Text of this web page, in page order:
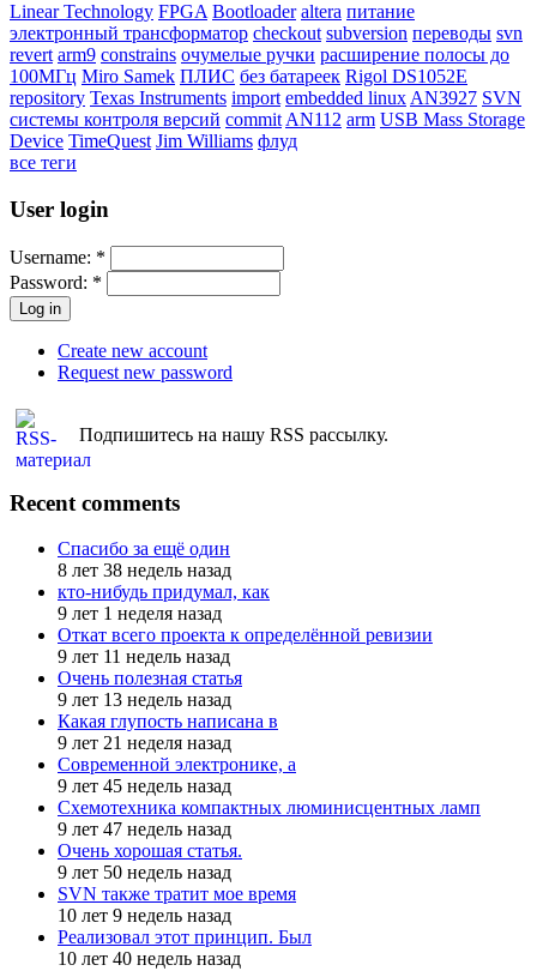
Linear Technology FPGA Bootloader altera питание
электронный трансформатор checkout subversion переводы svn
revert arm9 constrains очумелые ручки расширение полосы до
100МГц Miro Samek ПЛИС без батареек Rigol DS1052E
repository Texas Instruments import embedded linuxAN3927 SVN
системы контроля версий commitAN112 arm USB Mass Storage
Device TimeQuest Jim Williams флуд
все теги
User login
Username: *
Password: *
Create new account
Request new password
Подпишитесь на нашу RSS рассылку.
Recent comments
Спасибо за ещё один
8 лет 38 недель назад
кто-нибудь придумал, как
9 лет 1 неделя назад
Откат всего проекта к определённой ревизии
9 лет 11 недель назад
Очень полезная статья
9 лет 13 недель назад
Какая глупость написана в
9 лет 21 неделя назад
Современной электронике, а
9 лет 45 недель назад
Схемотехника компактных люминисцентных ламп
9 лет 47 недель назад
Очень хорошая статья.
9 лет 50 недель назад
SVN также тратит мое время
10 лет 9 недель назад
Реализовал этот принцип. Был
10 лет 40 недель назад